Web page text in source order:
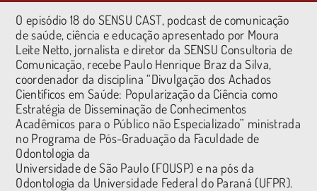
O episódio 18 do SENSU CAST, podcast de comunicação
de saúde, ciência e educação apresentado por Moura
Leite Netto, jornalista e diretor da SENSU Consultoria de
Comunicação, recebe Paulo Henrique Braz da Silva,
coordenador da disciplina “Divulgação dos Achados
Científicos em Saúde: Popularização da Ciência como
Estratégia de Disseminação de Conhecimentos
Acadêmicos para o Público não Especializado” ministrada
no Programa de Pós-Graduação da Faculdade de
Odontologia da
Universidade de São Paulo (FOUSP) e na pós da
Odontologia da Universidade Federal do Paraná (UFPR).